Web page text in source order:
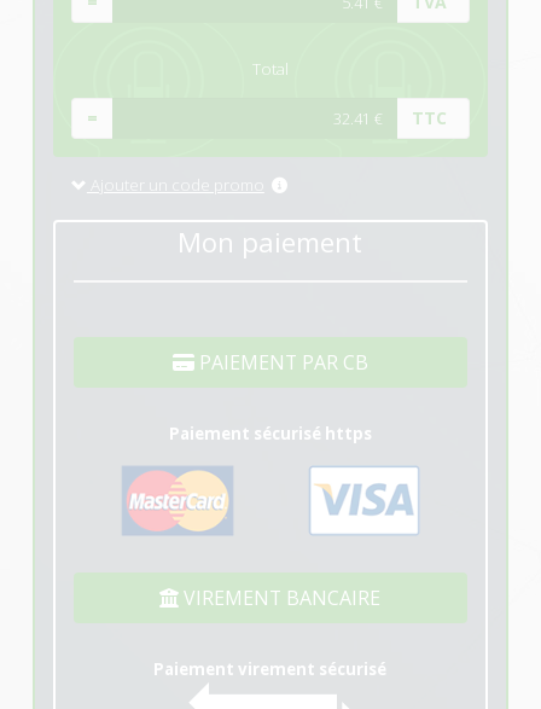
Total
= TTC
Ajouter un code promo
Mon paiement
PAIEMENT PAR CB
Paiement sécurisé https
VIREMENT BANCAIRE
Paiement virement sécurisé